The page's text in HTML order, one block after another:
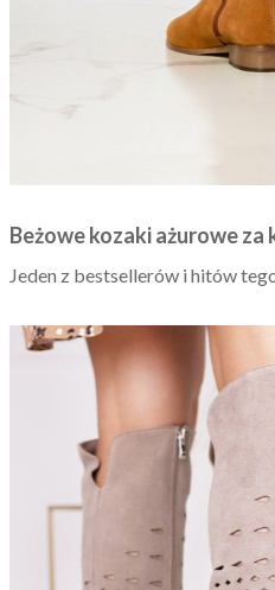
Beżowe kozaki ażurowe za
Jeden z bestsellerów i hitów